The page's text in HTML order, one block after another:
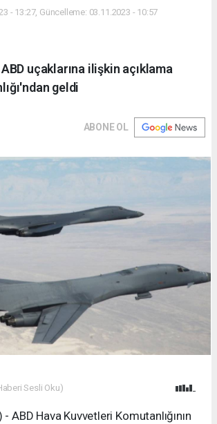
- 13:27, Güncelleme: 03.11.2023 - 10:57
uçaklarına ilişkin açıklama
geldi
ABONE OL
Sesli Oku)
- ABD Hava Kuvvetleri Komutanlığının